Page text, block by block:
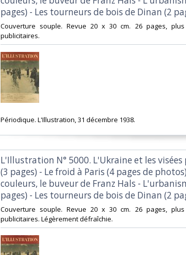
pages) - Les tourneurs de bois de Dinan (2
‎Couverture souple. Revue 20 x 30 cm. 26 pages,
publicitaires.‎
‎Périodique. L'Illustration, 31 décembre 1938.‎
‎L'Illustration N° 5000. L'Ukraine et les
(3 pages) - Le froid à Paris (4 pages de
couleurs, le buveur de Franz Hals -
pages) - Les tourneurs de bois de Dinan (2
‎Couverture souple. Revue 20 x 30 cm. 26 pages,
publicitaires. Légèrement défraîchie.‎